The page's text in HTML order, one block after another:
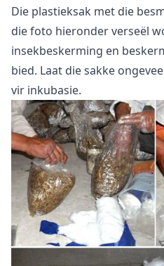
Die plastieksak met die
die foto hieronder verseël
insekbeskerming en
bied. Laat die sakke
vir inkubasie.